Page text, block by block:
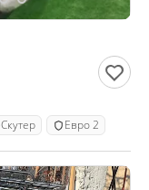
Скутер Евро 2